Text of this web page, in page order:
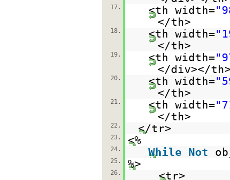
17. <th width=
</th>
18. <th width=
</th>
19. <th width=
</div></
20. <th width=
</th>
21. <th width=
</th>
22. </tr>
23. <%
24. While Not
25. %>
26. <tr>